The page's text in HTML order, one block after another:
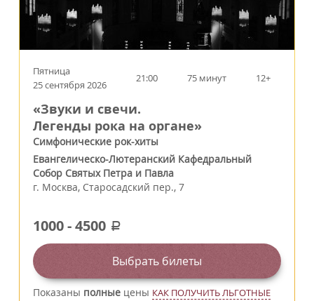
Пятница
25 сентября 2026
21:00 75 минут 12+
«Звуки и свечи.
Легенды рока на органе»
Симфонические рок-хиты
Евангелическо-Лютеранский Кафедральный
Собор Святых Петра и Павла
г. Москва, Старосадский пер., 7
1000-4500 a
Выбрать билеты
Показаны полные цены КАК ПОЛУЧИТЬ ЛЬГОТНЫЕ